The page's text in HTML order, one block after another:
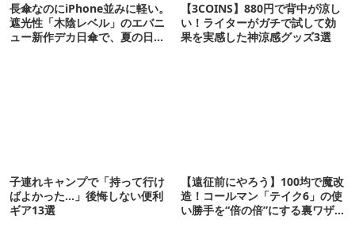
長傘なのにiPhone並みに軽い。
遮光性「木陰レベル」のエバニ
ュー新作デカ日傘で、夏の日焼
【3COINS】880円で背中が涼し
い！ライターがガチで試して効
果を実感した神涼感グッズ3選
子連れキャンプで「持って行け
ばよかった…」後悔しない便利
ギア13選
【遠征前にやろう】100均で魔改
造！コールマン「テイク6」の使
い勝手を“倍の倍”にする裏ワザ6